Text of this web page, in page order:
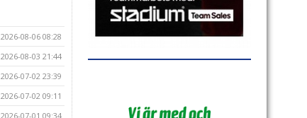
2026-08-06 08:28
2026-08-03 21:44
2026-07-02 23:39
2026-07-02 09:11
2026-07-01 09:34